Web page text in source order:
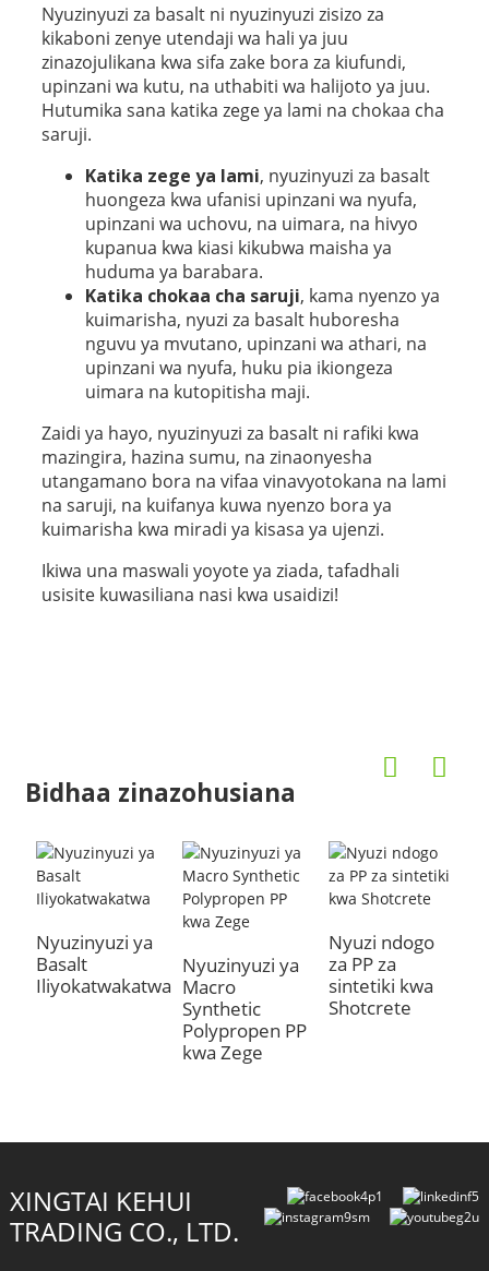
Nyuzinyuzi za basalt ni nyuzinyuzi zisizo za
kikaboni zenye utendaji wa hali ya juu
zinazojulikana kwa sifa zake bora za kiufundi,
upinzani wa kutu, na uthabiti wa halijoto ya juu.
Hutumika sana katika zege ya lami na chokaa cha
saruji.
Katika zege ya lami, nyuzinyuzi za basalt
huongeza kwa ufanisi upinzani wa nyufa,
upinzani wa uchovu, na uimara, na hivyo
kupanua kwa kiasi kikubwa maisha ya
huduma ya barabara.
Katika chokaa cha saruji, kama nyenzo ya
kuimarisha, nyuzi za basalt huboresha
nguvu ya mvutano, upinzani wa athari, na
upinzani wa nyufa, huku pia ikiongeza
uimara na kutopitisha maji.
Zaidi ya hayo, nyuzinyuzi za basalt ni rafiki kwa
mazingira, hazina sumu, na zinaonyesha
utangamano bora na vifaa vinavyotokana na lami
na saruji, na kuifanya kuwa nyenzo bora ya
kuimarisha kwa miradi ya kisasa ya ujenzi.
Ikiwa una maswali yoyote ya ziada, tafadhali
usisite kuwasiliana nasi kwa usaidizi!
Bidhaa zinazohusiana
Nyuzinyuzi ya
Basalt
Iliyokatwakatwa
Nyuzinyuzi ya
Macro
Synthetic
Polypropen PP
kwa Zege
Nyuzi ndogo
za PP za
sintetiki kwa
Shotcrete
XINGTAI KEHUI
TRADING CO., LTD.